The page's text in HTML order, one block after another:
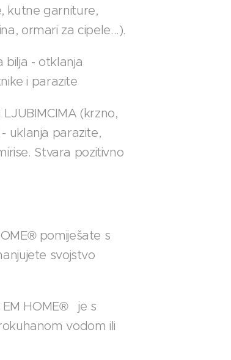
kutne garniture,
ormari za cipele...).
bilja - otklanja
i parazite
(krzno,
uklanja parazite,
Stvara pozitivno
pomiješate s
svojstvo
EM HOME® je s
vodom ili